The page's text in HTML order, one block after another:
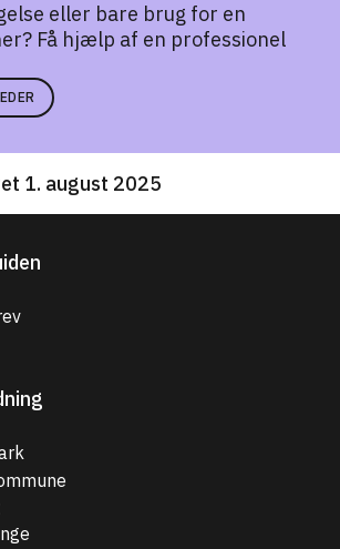
eller bare brug for en
Få hjælp af en professionel
1. august 2025